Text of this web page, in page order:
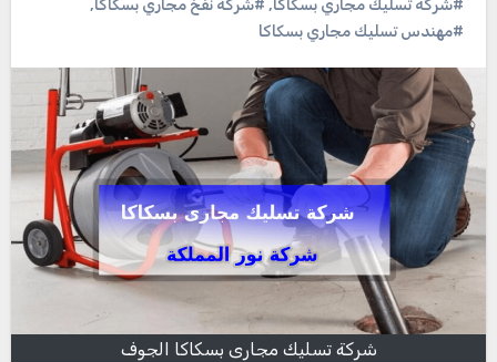
#شركة تسليك مجاري بسكاكا, #شركة نفخ مجاري بسكاكا,
#مهندس تسليك مجاري بسكاكا
شركة تسليك مجارى بسكاكا الجوف